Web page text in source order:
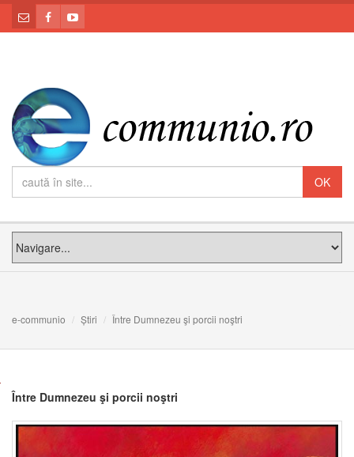
e-communio Știri Între Dumnezeu şi porcii noştri
Între Dumnezeu şi porcii noştri